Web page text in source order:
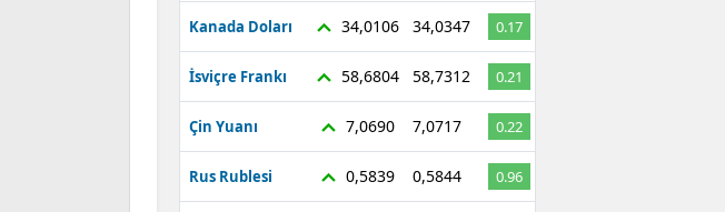
Bingöl
Bitlis
Bolu
Kanada Doları 34,0106 34,0347 0.17
İsviçre Frankı 58,6804 58,7312 0.21
Çin Yuanı 7,0690 7,0717 0.22
Rus Rublesi 0,5839 0,5844 0.96